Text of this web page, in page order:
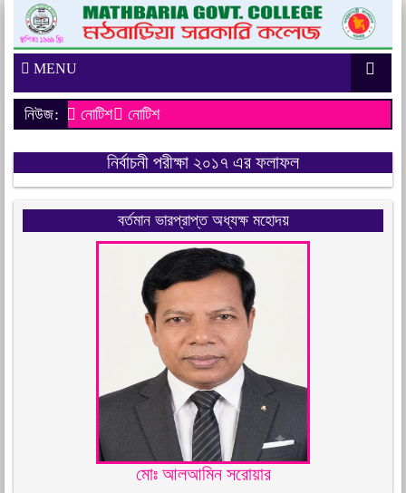
MENU
নিউজ: নোটিশ
নোটিশ
নির্বাচনী পরীক্ষা ২০১৭ এর ফলাফল
বর্তমান ভারপ্রাপ্ত অধ্যক্ষ মহোদয়
মোঃ আলআমিন সরোয়ার